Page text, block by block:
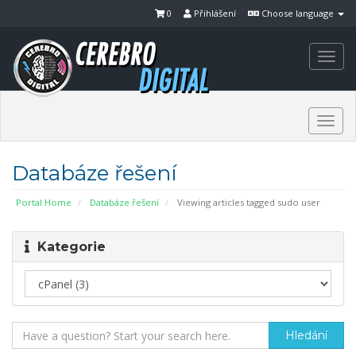
Choose language
Přihlášení
0
Databáze řešení
Portal Home Databáze řešení Viewing articles tagged sudo user
Kategorie